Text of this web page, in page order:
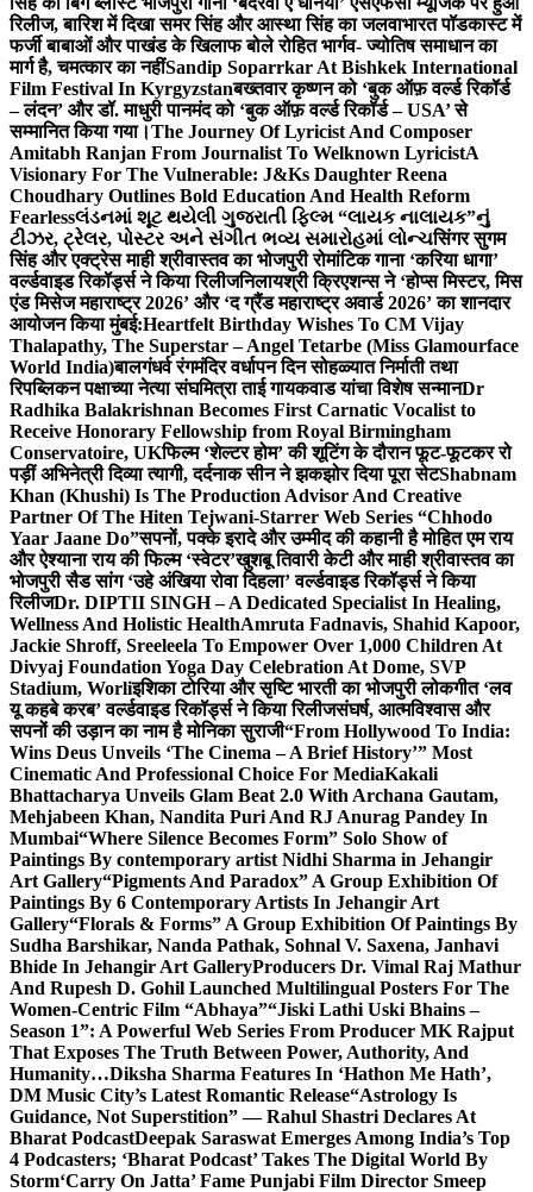
रिलीज, बारिश में दिखा समर सिंह और आस्था सिंह का जलवाभारत पॉडकास्ट में
फर्जी बाबाओं और पाखंड के खिलाफ बोले रोहित भार्गव- ज्योतिष समाधान का
मार्ग है, चमत्कार का नहींSandip Soparrkar At Bishkek International
Film Festival In Kyrgyzstanबख्तवार कृष्णन को ‘बुक ऑफ़ वर्ल्ड रिकॉर्ड
– लंदन’ और डॉ. माधुरी पानमंद को ‘बुक ऑफ़ वर्ल्ड रिकॉर्ड – USA’ से
सम्मानित किया गया।The Journey Of Lyricist And Composer
Amitabh Ranjan From Journalist To Welknown LyricistA
Visionary For The Vulnerable: J&Ks Daughter Reena
Choudhary Outlines Bold Education And Health Reform
Fearlessલંડનમાં શૂટ થયેલી ગુજરાતી ફિલ્મ “લાયક નાલાયક”નું
ટીઝર, ટ્રેલર, પોસ્ટર અને સંગીત ભવ્ય સમારોહમાં લોન્ચसिंगर सुगम
सिंह और एक्ट्रेस माही श्रीवास्तव का भोजपुरी रोमांटिक गाना ‘करिया धागा’
वर्ल्डवाइड रिकॉर्ड्स ने किया रिलीजनिलायश्री क्रिएशन्स ने ‘होप्स मिस्टर, मिस
एंड मिसेज महाराष्ट्र 2026’ और ‘द ग्रैंड महाराष्ट्र अवार्ड 2026’ का शानदार
आयोजन किया मुंबई:Heartfelt Birthday Wishes To CM Vijay
Thalapathy, The Superstar – Angel Tetarbe (Miss Glamourface
World India)बालगंधर्व रंगमंदिर वर्धापन दिन सोहळ्यात निर्माती तथा
रिपब्लिकन पक्षाच्या नेत्या संघमित्रा ताई गायकवाड यांचा विशेष सन्मानDr
Radhika Balakrishnan Becomes First Carnatic Vocalist to
Receive Honorary Fellowship from Royal Birmingham
Conservatoire, UKफिल्म ‘शेल्टर होम’ की शूटिंग के दौरान फूट-फूटकर रो
पड़ीं अभिनेत्री दिव्या त्यागी, दर्दनाक सीन ने झकझोर दिया पूरा सेटShabnam
Khan (Khushi) Is The Production Advisor And Creative
Partner Of The Hiten Tejwani-Starrer Web Series “Chhodo
Yaar Jaane Do”सपनों, पक्के इरादे और उम्मीद की कहानी है मोहित एम राय
और ऐश्याना राय की फिल्म ‘स्वेटर’खुशबू तिवारी केटी और माही श्रीवास्तव का
भोजपुरी सैड सांग ‘उहे अंखिया रोवा दिहला’ वर्ल्डवाइड रिकॉर्ड्स ने किया
रिलीजDr. DIPTII SINGH – A Dedicated Specialist In Healing,
Wellness And Holistic HealthAmruta Fadnavis, Shahid Kapoor,
Jackie Shroff, Sreeleela To Empower Over 1,000 Children At
Divyaj Foundation Yoga Day Celebration At Dome, SVP
Stadium, Worliइशिका टोरिया और सृष्टि भारती का भोजपुरी लोकगीत ‘लव
यू कहबे करब’ वर्ल्डवाइड रिकॉर्ड्स ने किया रिलीजसंघर्ष, आत्मविश्वास और
सपनों की उड़ान का नाम है मोनिका सुराजी“From Hollywood To India:
Wins Deus Unveils ‘The Cinema – A Brief History’” Most
Cinematic And Professional Choice For MediaKakali
Bhattacharya Unveils Glam Beat 2.0 With Archana Gautam,
Mehjabeen Khan, Nandita Puri And RJ Anurag Pandey In
Mumbai“Where Silence Becomes Form” Solo Show of
Paintings By contemporary artist Nidhi Sharma in Jehangir
Art Gallery“Pigments And Paradox” A Group Exhibition Of
Paintings By 6 Contemporary Artists In Jehangir Art
Gallery“Florals & Forms” A Group Exhibition Of Paintings By
Sudha Barshikar, Nanda Pathak, Sohnal V. Saxena, Janhavi
Bhide In Jehangir Art GalleryProducers Dr. Vimal Raj Mathur
And Rupesh D. Gohil Launched Multilingual Posters For The
Women-Centric Film “Abhaya”“Jiski Lathi Uski Bhains –
Season 1”: A Powerful Web Series From Producer MK Rajput
That Exposes The Truth Between Power, Authority, And
Humanity…Diksha Sharma Features In ‘Hathon Me Hath’,
DM Music City’s Latest Romantic Release“Astrology Is
Guidance, Not Superstition” — Rahul Shastri Declares At
Bharat PodcastDeepak Saraswat Emerges Among India’s Top
4 Podcasters; ‘Bharat Podcast’ Takes The Digital World By
Storm‘Carry On Jatta’ Fame Punjabi Film Director Smeep